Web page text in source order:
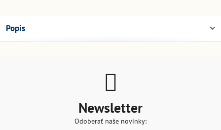
Popis
Newsletter
Odoberať naše novinky: